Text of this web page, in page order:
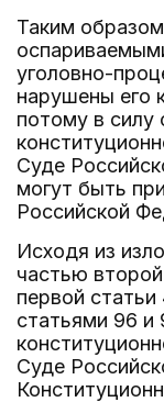
Таким
уголовно-
нарушены его
потому в силу
Суде
могут быть
Российской
Исходя из
частью
первой
статьями 96 и
Суде